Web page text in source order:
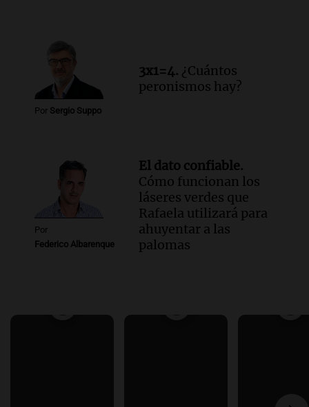
Por Sergio Suppo
3x1=4. ¿Cuántos
peronismos hay?
Por
Federico Albarenque
El dato confiable.
Cómo funcionan los
láseres verdes que
Rafaela utilizará para
ahuyentar a las
palomas